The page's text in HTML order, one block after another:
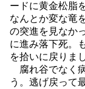
ードに黄金松脂
なんとか変な竜
の突進を見なか
に進み落下死。
を拾いに戻りま
腐れ谷でなく
う。逃げ戻って